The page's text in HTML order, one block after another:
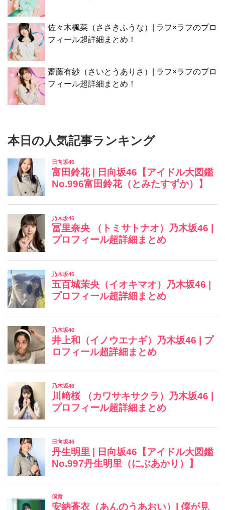
佐々木楓菜（ささきふうな）| ラフ×ラフのプロ
フィール超詳細まとめ！
齋藤有紗（さいとうありさ）| ラフ×ラフのプロ
フィール超詳細まとめ！
本日の人気記事ランキング